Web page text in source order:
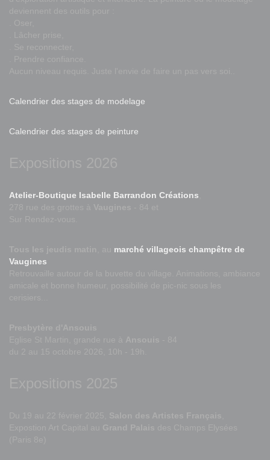
Calendrier des stages de modelage
Calendrier des stages de peinture
Atelier-Boutique Isabelle Barrandon Créations
marché villageois champêtre de
Vaugines